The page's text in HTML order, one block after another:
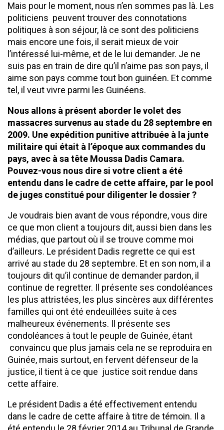
Mais pour le moment, nous n’en sommes pas là. Les
politiciens peuvent trouver des connotations
politiques à son séjour, là ce sont des politiciens
mais encore une fois, il serait mieux de voir
l’intéressé lui-même, et de le lui demander. Je ne
suis pas en train de dire qu’il n’aime pas son pays, il
aime son pays comme tout bon guinéen. Et comme
tel, il veut vivre parmi les Guinéens.
Nous allons à présent aborder le volet des
massacres survenus au stade du 28 septembre en
2009. Une expédition punitive attribuée à la junte
militaire qui était à l’époque aux commandes du
pays, avec à sa tête Moussa Dadis Camara.
Pouvez-vous nous dire si votre client a été
entendu dans le cadre de cette affaire, par le pool
de juges constitué pour diligenter le dossier ?
Je voudrais bien avant de vous répondre, vous dire
ce que mon client a toujours dit, aussi bien dans les
médias, que partout où il se trouve comme moi
d’ailleurs. Le président Dadis regrette ce qui est
arrivé au stade du 28 septembre. Et en son nom, il a
toujours dit qu’il continue de demander pardon, il
continue de regretter. Il présente ses condoléances
les plus attristées, les plus sincères aux différentes
familles qui ont été endeuillées suite à ces
malheureux événements. Il présente ses
condoléances à tout le peuple de Guinée, étant
convaincu que plus jamais cela ne se reproduira en
Guinée, mais surtout, en fervent défenseur de la
justice, il tient à ce que justice soit rendue dans
cette affaire.
Le président Dadis a été effectivement entendu
dans le cadre de cette affaire à titre de témoin. Il a